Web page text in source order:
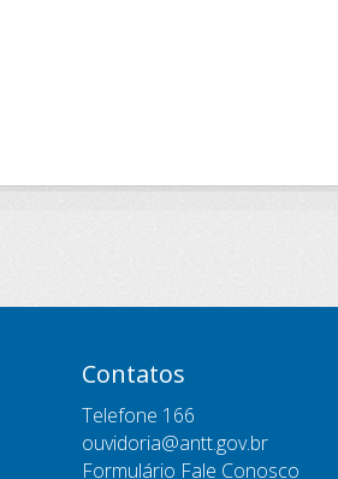
Contatos
Telefone 166
ouvidoria@antt.gov.br
Formulário Fale Conosco